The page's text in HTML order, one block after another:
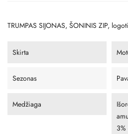
TRUMPAS SIJONAS, ŠONINIS ZIP,
Skirta
Sezonas
Medžiaga
3%